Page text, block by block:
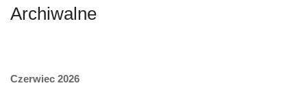
Archiwalne
Czerwiec 2026